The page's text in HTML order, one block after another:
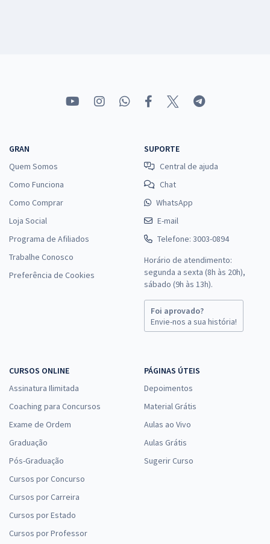
GRAN
Quem Somos
Como Funciona
Como Comprar
Loja Social
Programa de Afiliados
Trabalhe Conosco
Preferência de Cookies
SUPORTE
Central de ajuda
Chat
WhatsApp
E-mail
Telefone: 3003-0894
Horário de atendimento:
segunda a sexta (8h às 20h),
sábado (9h às 13h).
Foi aprovado?
Envie-nos a sua história!
CURSOS ONLINE
Assinatura Ilimitada
Coaching para Concursos
Exame de Ordem
Graduação
Pós-Graduação
Cursos por Concurso
Cursos por Carreira
Cursos por Estado
Cursos por Professor
PÁGINAS ÚTEIS
Depoimentos
Material Grátis
Aulas ao Vivo
Aulas Grátis
Sugerir Curso